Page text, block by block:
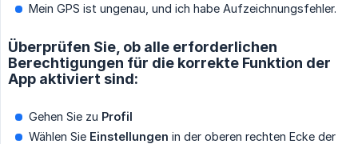
Mein GPS ist ungenau, und ich habe Aufzeichnungsfehler.
Überprüfen Sie, ob alle erforderlichen
Berechtigungen für die korrekte Funktion der
App aktiviert sind:
Gehen Sie zu Profil
Wählen Sie Einstellungen in der oberen rechten Ecke der